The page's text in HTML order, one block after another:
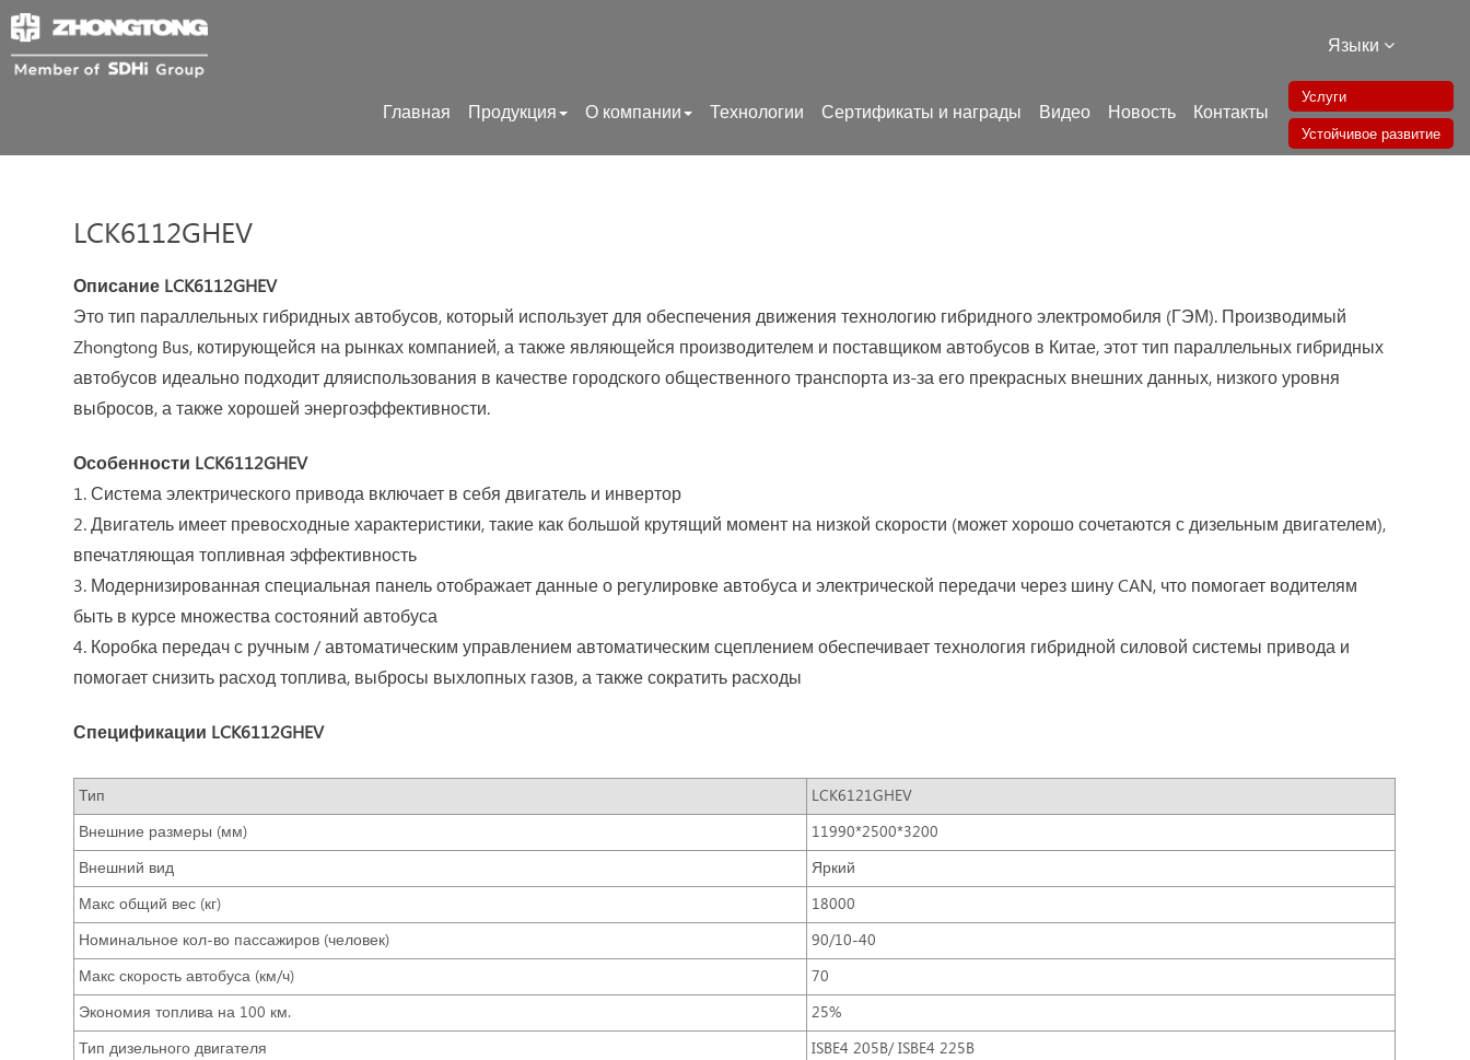
Языки
Главная Продукция О компании Технологии Сертификаты и награды Видео Новость Контакты
Услуги
Устойчивое развитие
LCK6112GHEV
Описание LCK6112GHEV
Это тип параллельных гибридных автобусов, который использует для обеспечения движения технологию гибридного электромобиля (ГЭМ). Производимый
Zhongtong Bus, котирующейся на рынках компанией, а также являющейся производителем и поставщиком автобусов в Китае, этот тип параллельных гибридных
автобусов идеально подходит дляиспользования в качестве городского общественного транспорта из-за его прекрасных внешних данных, низкого уровня
выбросов, а также хорошей энергоэффективности.
Особенности LCK6112GHEV
1. Система электрического привода включает в себя двигатель и инвертор
2. Двигатель имеет превосходные характеристики, такие как большой крутящий момент на низкой скорости (может хорошо сочетаются с дизельным двигателем),
впечатляющая топливная эффективность
3. Модернизированная специальная панель отображает данные о регулировке автобуса и электрической передачи через шину CAN, что помогает водителям
быть в курсе множества состояний автобуса
4. Коробка передач с ручным / автоматическим управлением автоматическим сцеплением обеспечивает технология гибридной силовой системы привода и
помогает снизить расход топлива, выбросы выхлопных газов, а также сократить расходы
Спецификации LCK6112GHEV
Тип
LCK6121GHEV
Внешние размеры (мм)
11990*2500*3200
Внешний вид
Яркий
Макс общий вес (кг)
18000
Номинальное кол-во пассажиров (человек)
90/10-40
Макс скорость автобуса (км/ч)
70
Экономия топлива на 100 км.
25%
Тип дизельного двигателя
ISBE4 205B/ ISBE4 225B